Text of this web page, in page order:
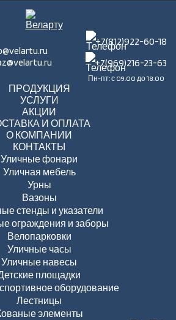
+7(812)922-60-18
+7(969)216-23-63
Пн-пт: с 09.00 до 18.00
ПРОДУКЦИЯ
УСЛУГИ
АКЦИИ
И ОПЛАТА
О КОМПАНИИ
КОНТАКТЫ
Уличные фонари
Уличная мебель
Урны
Вазоны
стенды и указатели
ограждения и заборы
Велопарковки
Уличные часы
Уличные навесы
площадки
оборудование
Лестницы
элементы